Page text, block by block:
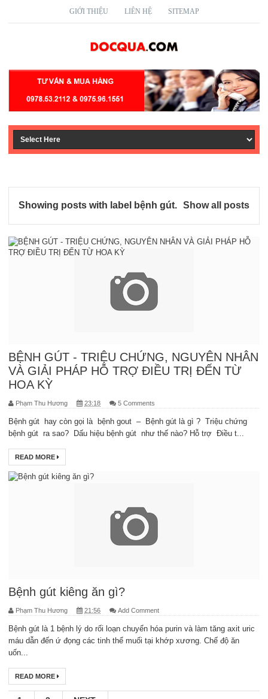
GIỚI THIỆU LIÊN HỆ SITEMAP
Showing posts with label bệnh gút. Show all posts
BỆNH GÚT - TRIỆU CHỨNG, NGUYÊN NHÂN
VÀ GIẢI PHÁP HỖ TRỢ ĐIỀU TRỊ ĐẾN TỪ
HOA KỲ
Phạm Thu Hương 23:18 5 Comments
Bệnh gút hay còn gọi là bệnh gout – Bệnh gút là gì ? Triệu chứng
bệnh gút ra sao? Dấu hiệu bệnh gút như thế nào? Hỗ trợ Điều t...
READ MORE
Bệnh gút kiêng ăn gì?
Phạm Thu Hương 21:56 Add Comment
Bệnh gút là 1 bệnh lý do rối loạn chuyển hóa purin và làm tăng axit uric
máu dẫn đến ứ đọng các tinh thể muối tại khớp xương. Chế độ ăn
uốn...
READ MORE